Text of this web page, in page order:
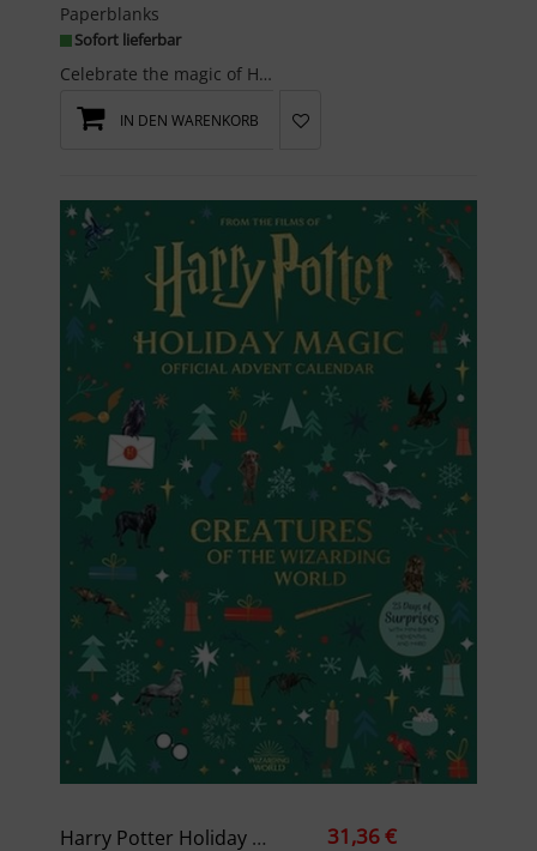
Paperblanks
Sofort lieferbar
Celebrate the magic of Hogwarts™ with this adorable plush journal inspired by Harry’s loyal compa...
IN DEN WARENKORB
Harry Potter Holiday Magic: Official Advent Calendar 31,36 €